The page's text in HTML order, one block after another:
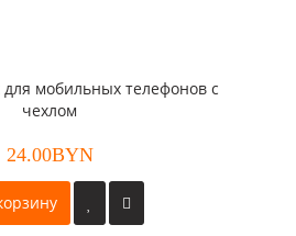
для мобильных телефонов с
чехлом
24.00BYN